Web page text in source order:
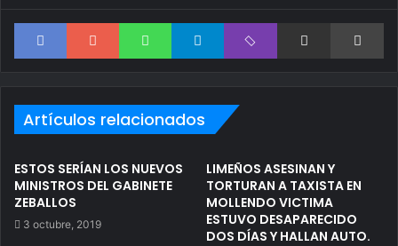
FacebookGoogle+ WhatsAppTelegramViber Compartir via correo electrónico
Artículos relacionados
ESTOS SERÍAN LOS NUEVOS
MINISTROS DEL GABINETE
ZEBALLOS
3 octubre, 2019
LIMEÑOS ASESINAN Y
TORTURAN A TAXISTA EN
MOLLENDO VICTIMA
ESTUVO DESAPARECIDO
DOS DÍAS Y HALLAN AUTO.